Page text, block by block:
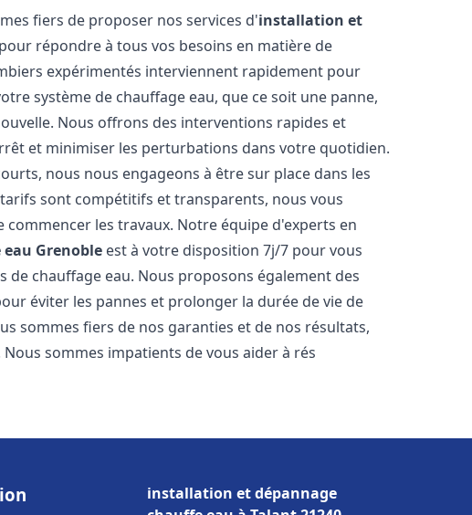
fiers de proposer nos services d'installation et
pour répondre à tous vos besoins en matière de
expérimentés interviennent rapidement pour
système de chauffage eau, que ce soit une panne,
Nous offrons des interventions rapides et
et minimiser les perturbations dans votre quotidien.
nous nous engageons à être sur place dans les
sont compétitifs et transparents, nous vous
les travaux. Notre équipe d'experts en
Grenoble est à votre disposition 7j/7 pour vous
chauffage eau. Nous proposons également des
éviter les pannes et prolonger la durée de vie de
sommes fiers de nos garanties et de nos résultats,
sommes impatients de vous aider à rés
installation et dépannage